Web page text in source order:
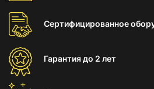
Сертифицированное
Гарантиядо 2 лет